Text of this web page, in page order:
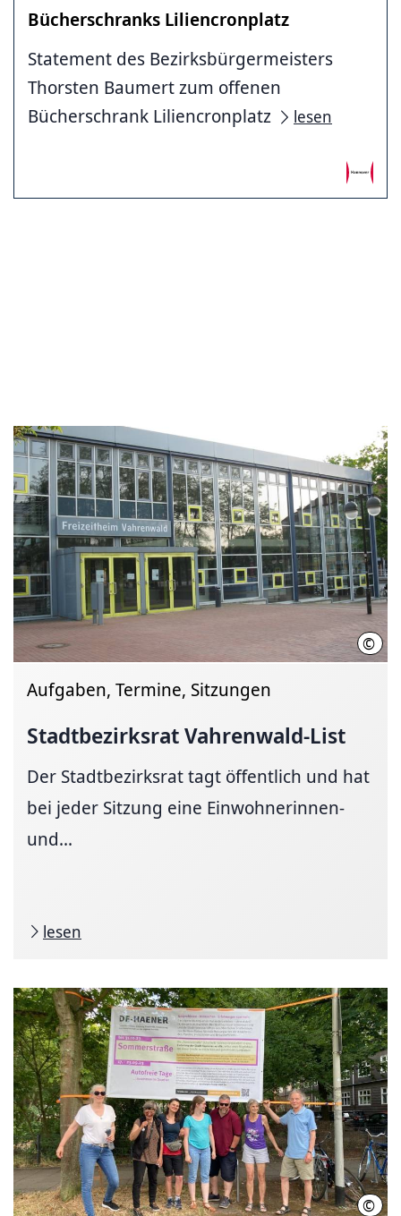
Bücherschranks Liliencronplatz
Statement des Bezirksbürgermeisters
Thorsten Baumert zum offenen
Bücherschrank Liliencronplatz
lesen
©
Aufgaben, Termine, Sitzungen
Stadtbezirksrat Vahrenwald-List
Der Stadtbezirksrat tagt öffentlich und hat
bei jeder Sitzung eine Einwohnerinnen-
und...
lesen
© LHH